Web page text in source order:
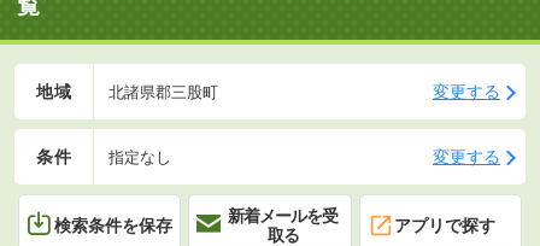
地域 北諸県郡三股町 変更する
条件 指定なし 変更する
検索条件を保存
新着メールを受
取る
アプリで探す